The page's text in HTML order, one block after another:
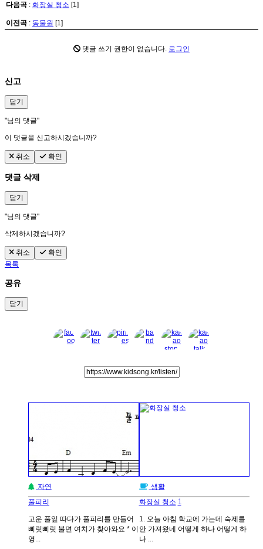
다음곡 : 화장실 청소 [1]
이전곡 : 동물원 [1]
댓글 쓰기 권한이 없습니다. 로그인
신고
닫기
"님의 댓글"
이 댓글을 신고하시겠습니까?
취소 확인
댓글 삭제
닫기
"님의 댓글"
삭제하시겠습니까?
취소
확인
목록
공유
닫기
자연
풀피리
고운 풀잎 따다가 풀피리를 만들어
삐릿삐릿 불면 여치가 찾아와요 * 이
영...
생활
화장실 청소 1
1. 오늘 아침 학교에 가는데 숙제를
안 가져왔네 어떻게 하나 어떻게 하
나 ...